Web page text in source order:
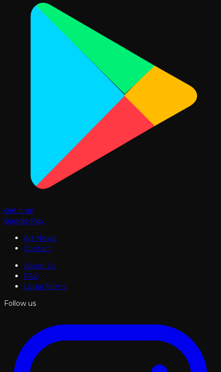
Get it on
Google Play
Art News
Contact
About Us
FAQ
Legal Terms
Follow us